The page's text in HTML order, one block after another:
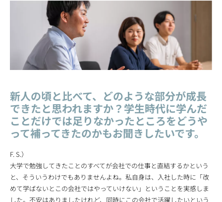
新人の頃と比べて、どのような部分が成長
できたと思われますか？学生時代に学んだ
ことだけでは足りなかったところをどうや
って補ってきたのかもお聞きしたいです。
F. S.）
大学で勉強してきたことのすべてが会社での仕事と直結するかという
と、そういうわけでもありませんよね。私自身は、入社した時に「改
めて学ばないとこの会社ではやっていけない」ということを実感しま
した。不安はありましたけれど、同時にこの会社で活躍したいという